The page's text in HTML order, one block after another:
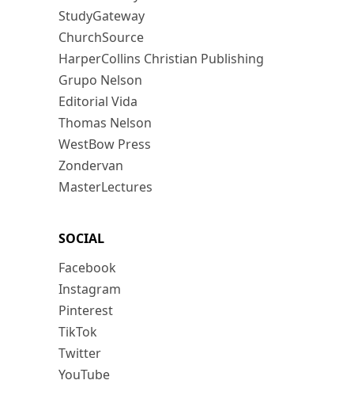
StudyGateway
ChurchSource
HarperCollins Christian Publishing
Grupo Nelson
Editorial Vida
Thomas Nelson
WestBow Press
Zondervan
MasterLectures
SOCIAL
Facebook
Instagram
Pinterest
TikTok
Twitter
YouTube